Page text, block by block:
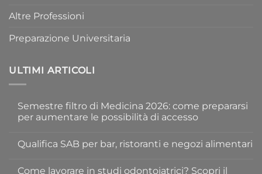
Altre Professioni
Preparazione Universitaria
ULTIMI ARTICOLI
Semestre filtro di Medicina 2026: come prepararsi
per aumentare le possibilità di accesso
su
Semestre
di
Qualifica SAB per bar, ristoranti e negozi alimentari
su
Come lavorare in studi odontoiatrici? Scopri il